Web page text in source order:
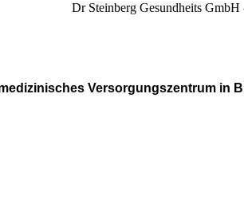
Dr Steinberg Gesundheits
Versorgungszentrum in